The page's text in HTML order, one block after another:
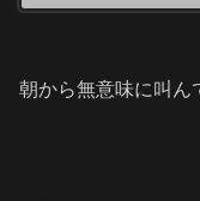
朝から無意味に叫ん